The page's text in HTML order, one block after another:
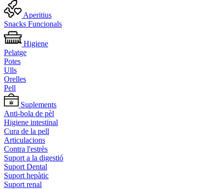
Aperitius
Snacks Funcionals
Higiene
Pelatge
Potes
Ulls
Orelles
Pell
Suplements
Anti-bola de pèl
Higiene intestinal
Cura de la pell
Articulacions
Contra l'estrès
Suport a la digestió
Suport Dental
Suport hepàtic
Suport renal